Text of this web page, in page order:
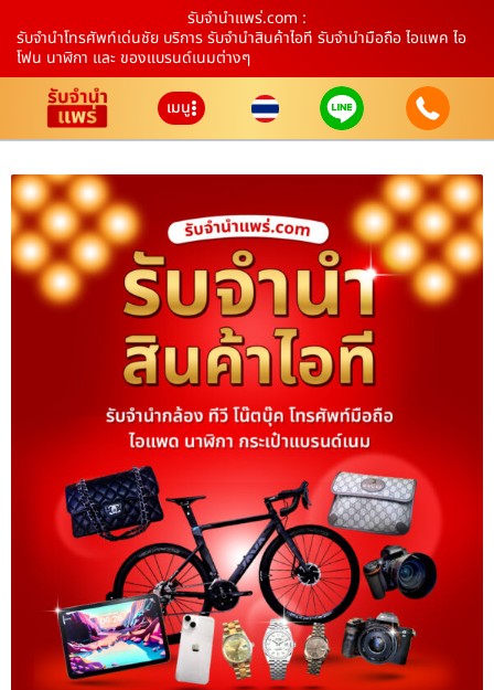
รับจํานําแพร่.com :
รับจำนำโทรศัพท์เด่นชัย บริการ รับจำนำสินค้าไอที รับจำนำมือถือ ไอแพค ไอ
โฟน นาฬิกา และ ของแบรนด์เนมต่างๆ
เมนู